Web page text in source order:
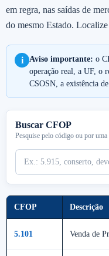
em regra, nas saídas de
do mesmo Estado.
i Aviso importante: o
operação real, a UF, o
CSOSN, a existência
Buscar CFOP
Pesquise pelo código ou por uma
CFOP Descrição
5.101 Venda de